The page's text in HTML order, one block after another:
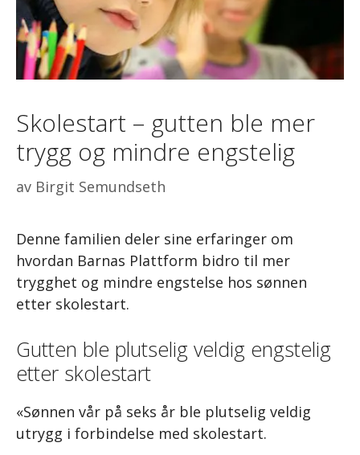
Skolestart – gutten ble mer
trygg og mindre engstelig
av Birgit Semundseth
Denne familien deler sine erfaringer om
hvordan Barnas Plattform bidro til mer
trygghet og mindre engstelse hos sønnen
etter skolestart.
Gutten ble plutselig veldig engstelig
etter skolestart
«Sønnen vår på seks år ble plutselig veldig
utrygg i forbindelse med skolestart.